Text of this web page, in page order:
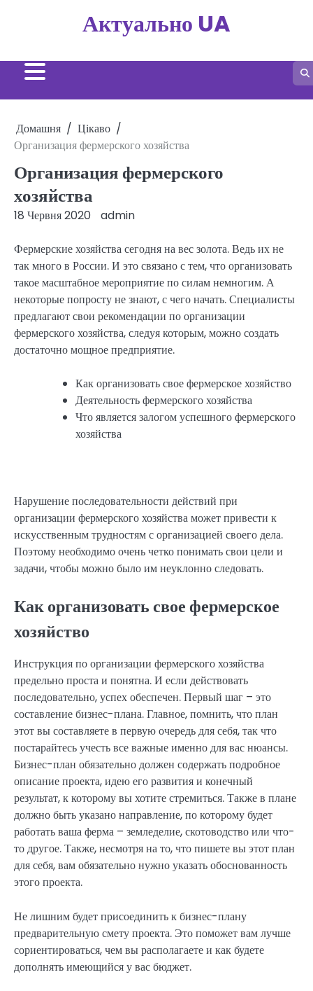
Актуально UA
Домашня
Цікаво
Организация фермерского хозяйства
Организация фермерского
хозяйства
18 Червня 2020 admin
Фермерские хозяйства сегодня на вес золота. Ведь их не
так много в России. И это связано с тем, что организовать
такое масштабное мероприятие по силам немногим. А
некоторые попросту не знают, с чего начать. Специалисты
предлагают свои рекомендации по организации
фермерского хозяйства, следуя которым, можно создать
достаточно мощное предприятие.
Как организовать свое фермерское хозяйство
Деятельность фермерского хозяйства
Что является залогом успешного фермерского
хозяйства
Нарушение последовательности действий при
организации фермерского хозяйства может привести к
искусственным трудностям с организацией своего дела.
Поэтому необходимо очень четко понимать свои цели и
задачи, чтобы можно было им неуклонно следовать.
Как организовать свое фермерское
хозяйство
Инструкция по организации фермерского хозяйства
предельно проста и понятна. И если действовать
последовательно, успех обеспечен. Первый шаг – это
составление бизнес-плана. Главное, помнить, что план
этот вы составляете в первую очередь для себя, так что
постарайтесь учесть все важные именно для вас нюансы.
Бизнес-план обязательно должен содержать подробное
описание проекта, идею его развития и конечный
результат, к которому вы хотите стремиться. Также в плане
должно быть указано направление, по которому будет
работать ваша ферма – земледелие, скотоводство или что-
то другое. Также, несмотря на то, что пишете вы этот план
для себя, вам обязательно нужно указать обоснованность
этого проекта.
Не лишним будет присоединить к бизнес-плану
предварительную смету проекта. Это поможет вам лучше
сориентироваться, чем вы располагаете и как будете
дополнять имеющийся у вас бюджет.